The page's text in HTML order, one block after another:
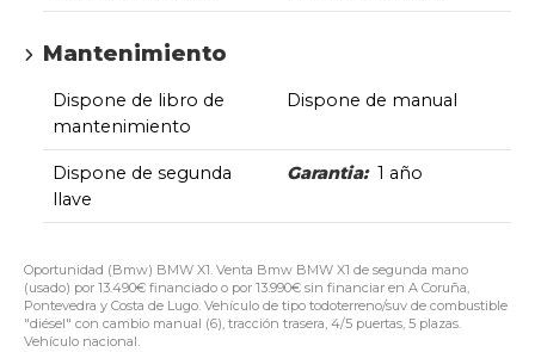
Mantenimiento
Dispone de libro de
mantenimiento
Dispone de manual
Dispone de segunda
llave
Garantia: 1 año
Oportunidad (Bmw) BMW X1. Venta Bmw BMW X1 de segunda mano
(usado) por 13.490€ financiado o por 13.990€ sin financiar en A Coruña,
Pontevedra y Costa de Lugo. Vehículo de tipo todoterreno/suv de combustible
"diésel" con cambio manual (6), tracción trasera, 4/5 puertas, 5 plazas.
Vehículo nacional.